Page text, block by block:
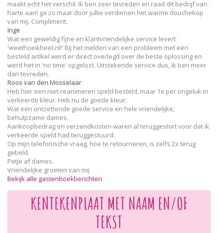
maakt echt het verschil. Ik ben zeer tevreden en raad dit bedrijf van
harte aan! ga zo maar door jullie verdienen het warme douchekop
van mij. Compliment.
Inge
Wat een geweldig fijne en klantvriendelijke service levert
'weethoeikheet.nl!' Bij het melden van een probleem met een
besteld artikel werd er direct overlegd over de beste oplossing en
werd het in 'no time' opgelost. Uitstekende service dus, ik ben meer
dan tevreden.
Roos van den Mosselaar
Heb hier een niet-reanimeren speld besteld, maar 1e per ongeluk in
verkeerde kleur. Heb nu de goede kleur.
Wat een ontzettende goede service en hele vriendelijke,
behulpzame dames.
Aankoopbedrag en verzendkosten waren al teruggestort voor dat ik
verkeerde speld had teruggestuurd.
Op mijn telefonische vraag, hoe te retourneren, is zelfs 2x terug
gebeld.
Petje af dames.
Vriendelijke groeten van mij
Bekijk alle gastenboekberichten
KENTEKENPLAAT MET NAAM EN/OF
TEKST